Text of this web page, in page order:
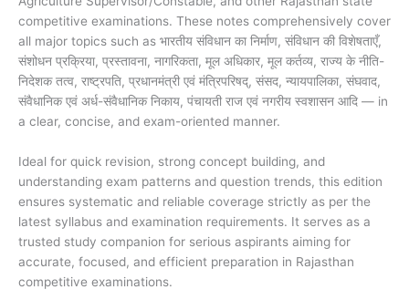
competitive examinations. These notes comprehensively cover
all major topics such as भारतीय संविधान का निर्माण, संविधान की विशेषताएँ,
संशोधन प्रक्रिया, प्रस्तावना, नागरिकता, मूल अधिकार, मूल कर्तव्य, राज्य के नीति-
निदेशक तत्व, राष्ट्रपति, प्रधानमंत्री एवं मंत्रिपरिषद्, संसद, न्यायपालिका, संघवाद,
संवैधानिक एवं अर्ध-संवैधानिक निकाय, पंचायती राज एवं नगरीय स्वशासन आदि — in
a clear, concise, and exam-oriented manner.
Ideal for quick revision, strong concept building, and
understanding exam patterns and question trends, this edition
ensures systematic and reliable coverage strictly as per the
latest syllabus and examination requirements. It serves as a
trusted study companion for serious aspirants aiming for
accurate, focused, and efficient preparation in Rajasthan
competitive examinations.